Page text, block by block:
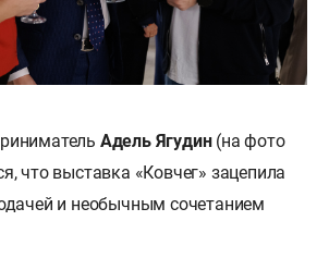
Адель Ягудин(на фото
что выставка «Ковчег» зацепила
и необычным сочетанием